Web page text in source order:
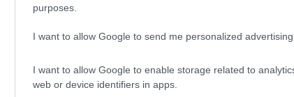
purposes.
I want to allow Google to send me personalized advertising.
I want to allow Google to enable storage related to
web or device identifiers in apps.
κυβέρνησης πήρε ο Σολτς
Ξεκινούν οι διερευνητικές
μεταξύ Σοσιαλδημοκρατικών,